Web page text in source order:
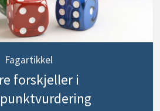
Fagartikkel
forskjeller i